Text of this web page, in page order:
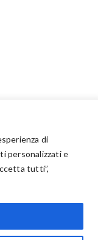
di
personalizzati e
tutti”,